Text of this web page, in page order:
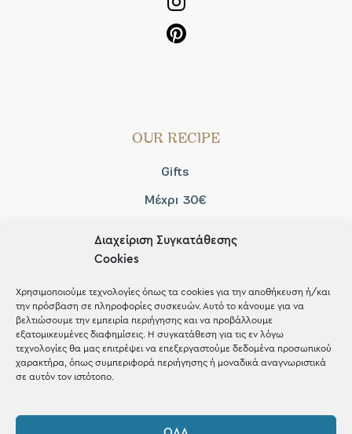
Διαχείριση Συγκατάθεσης
Cookies
Χρησιμοποιούμε τεχνολογίες όπως τα cookies για την αποθήκευση ή/και
την πρόσβαση σε πληροφορίες συσκευών. Αυτό το κάνουμε για να
βελτιώσουμε την εμπειρία περιήγησης και να προβάλλουμε
εξατομικευμένες διαφημίσεις. Η συγκατάθεση για τις εν λόγω
τεχνολογίες θα μας επιτρέψει να επεξεργαστούμε δεδομένα προσωπικού
χαρακτήρα, όπως συμπεριφορά περιήγησης ή μοναδικά αναγνωριστικά
σε αυτόν τον ιστότοπο.
OUR RECIPE
Gifts
Μέχρι 30€
Shop the look
ΚΑΤΑΣΤΗΜΑ
2421 217300